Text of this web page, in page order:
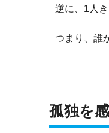
逆に、1人
つまり、誰
孤独を